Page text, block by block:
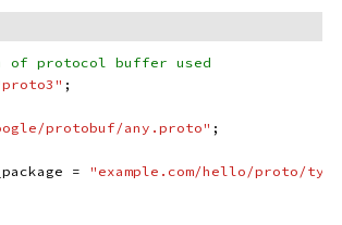
of protocol buffer used
;
protobuf/any.proto" ;
= "example.com/hello/proto/